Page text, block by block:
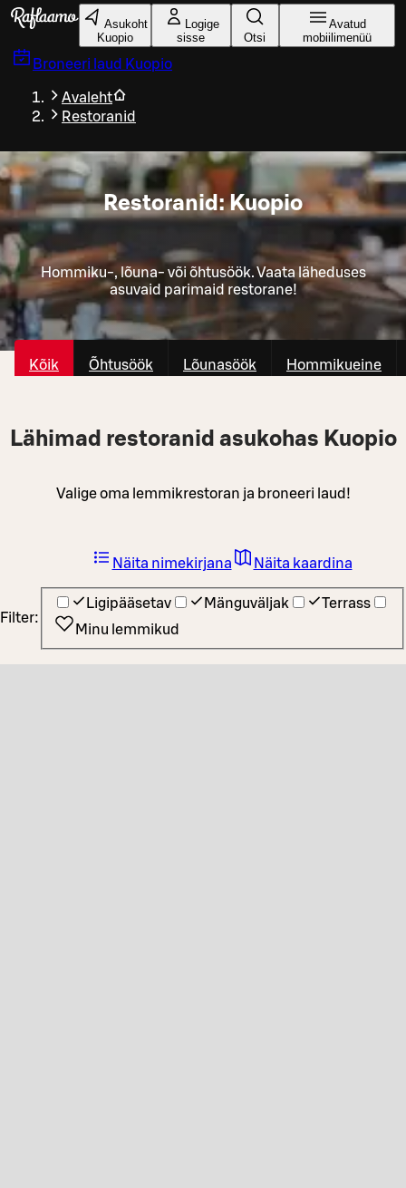
Liigu peamise sisu juurde
Asukoht
Kuopio
Logige
sisse
Otsi
Avatud
mobiilimenüü
Broneeri laud Kuopio
Avaleht
Restoranid
Restoranid: Kuopio
Hommiku-, lõuna- või õhtusöök. Vaata läheduses
asuvaid parimaid restorane!
Kõik Õhtusöök Lõunasöök Hommikueine
Lähimad restoranid asukohas Kuopio
Valige oma lemmikrestoran ja broneeri laud!
Filter:
Ligipääsetav Mänguväljak
Terrass
Minu lemmikud
Näita nimekirjana Näita kaardina